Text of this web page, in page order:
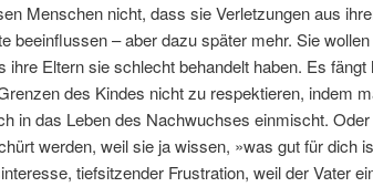
Menschen nicht, dass sie Verletzungen aus
beeinflussen – aber dazu später mehr. Sie
ihre Eltern sie schlecht behandelt haben. Es
des Kindes nicht zu respektieren, indem
in das Leben des Nachwuchses einmischt.
werden, weil sie ja wissen, »was gut für dich
tiefsitzender Frustration, weil der Vater